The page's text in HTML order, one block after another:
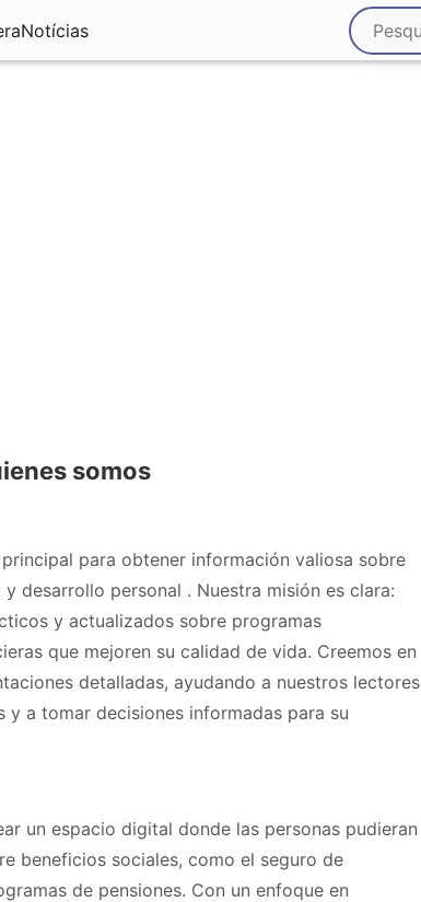
Notícias
somos
para obtener información valiosa sobre
desarrollo personal . Nuestra misión es clara:
y actualizados sobre programas
que mejoren su calidad de vida. Creemos en
detalladas, ayudando a nuestros lectores
a tomar decisiones informadas para su
un espacio digital donde las personas pudieran
beneficios sociales, como el seguro de
de pensiones. Con un enfoque en